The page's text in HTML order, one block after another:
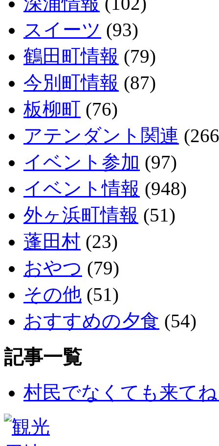
スイーツ (93)
鶴田町情報 (79)
今別町情報 (87)
板柳町 (76)
アテンダント関連
イベント参加 (97)
イベント情報 (948)
外ヶ浜町情報 (51)
蓬田村 (23)
おやつ (79)
その他 (51)
おすすめの夕食 (54)
記事一覧
村民でなくても来て